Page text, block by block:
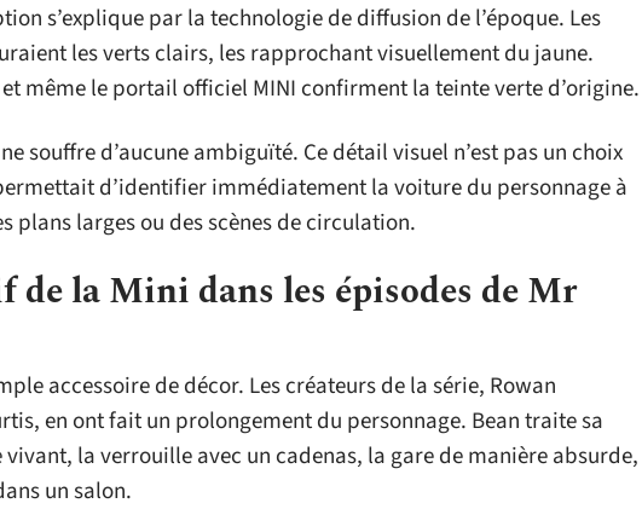
s’explique par la technologie de diffusion de l’époque. Les
les verts clairs, les rapprochant visuellement du jaune.
même le portail officiel MINI confirment la teinte verte d’origine.
souffre d’aucune ambiguïté. Ce détail visuel n’est pas un choix
d’identifier immédiatement la voiture du personnage à
plans larges ou des scènes de circulation.
de la Mini dans les épisodes de Mr
accessoire de décor. Les créateurs de la série, Rowan
en ont fait un prolongement du personnage. Bean traite sa
la verrouille avec un cadenas, la gare de manière absurde,
un salon.